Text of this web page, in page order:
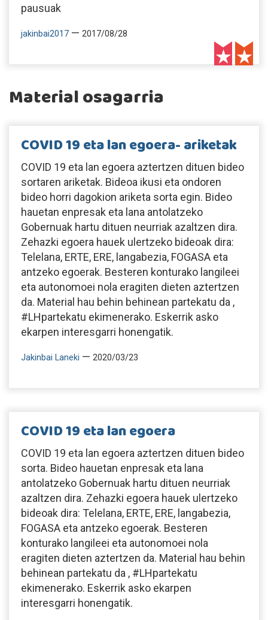
pausuak
jakinbai2017 — 2017/08/28
Material osagarria
COVID 19 eta lan egoera- ariketak
COVID 19 eta lan egoera aztertzen dituen bideo
sortaren ariketak. Bideoa ikusi eta ondoren
bideo horri dagokion ariketa sorta egin. Bideo
hauetan enpresak eta lana antolatzeko
Gobernuak hartu dituen neurriak azaltzen dira.
Zehazki egoera hauek ulertzeko bideoak dira:
Telelana, ERTE, ERE, langabezia, FOGASA eta
antzeko egoerak. Besteren konturako langileei
eta autonomoei nola eragiten dieten aztertzen
da. Material hau behin behinean partekatu da ,
#LHpartekatu ekimenerako. Eskerrik asko
ekarpen interesgarri honengatik.
Jakinbai Laneki — 2020/03/23
COVID 19 eta lan egoera
COVID 19 eta lan egoera aztertzen dituen bideo
sorta. Bideo hauetan enpresak eta lana
antolatzeko Gobernuak hartu dituen neurriak
azaltzen dira. Zehazki egoera hauek ulertzeko
bideoak dira: Telelana, ERTE, ERE, langabezia,
FOGASA eta antzeko egoerak. Besteren
konturako langileei eta autonomoei nola
eragiten dieten aztertzen da. Material hau behin
behinean partekatu da , #LHpartekatu
ekimenerako. Eskerrik asko ekarpen
interesgarri honengatik.